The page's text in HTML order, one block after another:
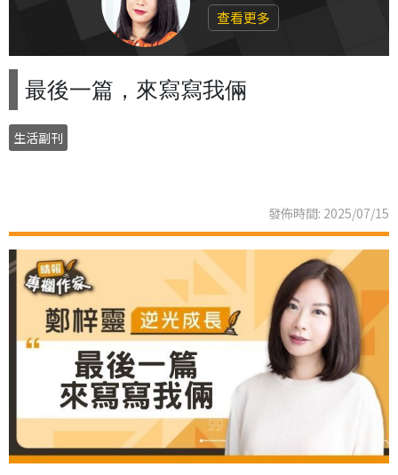
查看更多
最後一篇，來寫寫我倆
生活副刊
發佈時間: 2025/07/15